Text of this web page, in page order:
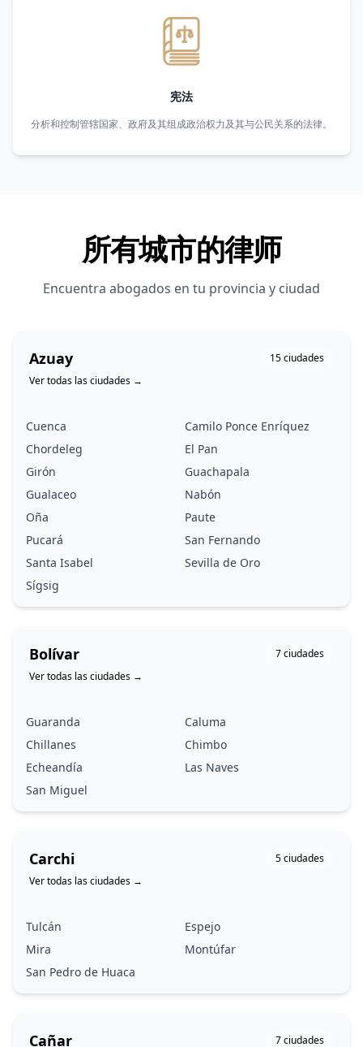
宪法
分析和控制管辖国家、政府及其组成政治权力及其与公民关系的法律。
所有城市的律师
Encuentra abogados en tu provincia y ciudad
Azuay 15ciudades
Ver todas las ciudades →
Cuenca
Camilo Ponce Enríquez
Chordeleg
El Pan
Girón
Guachapala
Gualaceo
Nabón
Oña
Paute
Pucará
San Fernando
Santa Isabel
Sevilla de Oro
Sígsig
Bolívar 7ciudades
Ver todas las ciudades →
Guaranda
Caluma
Chillanes
Chimbo
Echeandía
Las Naves
San Miguel
Carchi 5ciudades
Ver todas las ciudades →
Tulcán
Espejo
Mira
Montúfar
San Pedro de Huaca
Cañar 7ciudades